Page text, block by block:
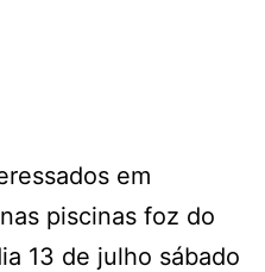
em
piscinas foz do
13 de julho sábado